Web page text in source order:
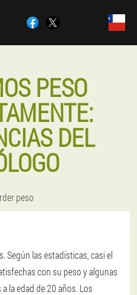
PESO
DEL
peso
Según las estadísticas, casi el
con su peso y algunas
la edad de 20 años. Los